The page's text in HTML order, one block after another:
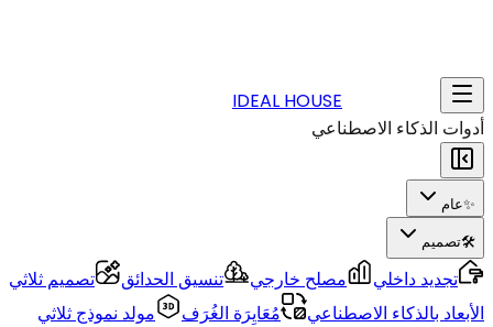
IDEAL HOUSE
أدوات الذكاء الاصطناعي
✨عام
🛠️تصميم
تجديد داخلي مصلح خارجي تنسيق الحدائق
تصميم ثلاثي
الأبعاد بالذكاء الاصطناعي
مُعَايِرَة الغُرَف
مولد نموذج ثلاثي